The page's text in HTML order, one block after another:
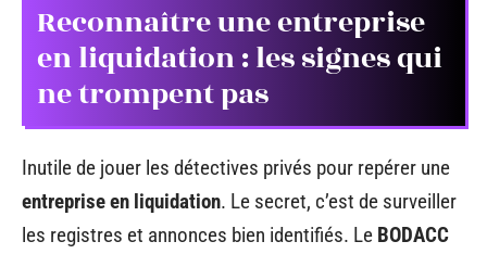
Reconnaître une entreprise
en liquidation : les signes qui
ne trompent pas
Inutile de jouer les détectives privés pour repérer une
entreprise en liquidation. Le secret, c’est de surveiller
les registres et annonces bien identifiés. Le BODACC